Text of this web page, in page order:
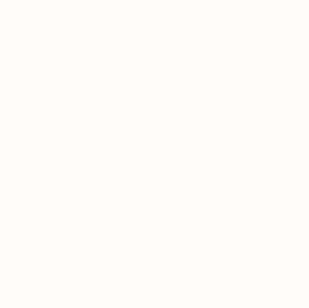
klinieken